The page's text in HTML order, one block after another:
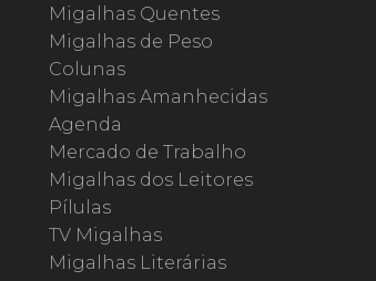
Migalhas Quentes
Migalhas de Peso
Colunas
Migalhas Amanhecidas
Agenda
Mercado de Trabalho
Migalhas dos Leitores
Pílulas
TV Migalhas
Migalhas Literárias